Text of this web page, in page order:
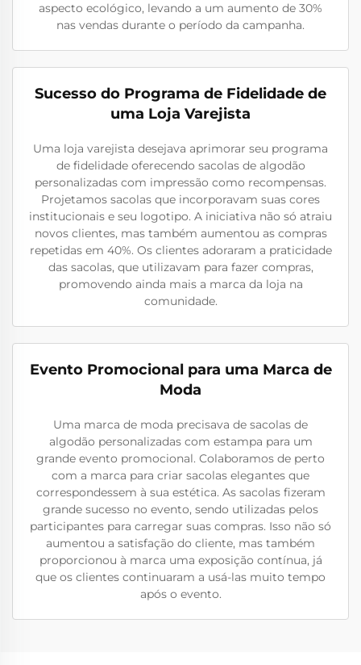
aspecto ecológico, levando a um aumento de 30%
nas vendas durante o período da campanha.
Sucesso do Programa de Fidelidade de
uma Loja Varejista
Uma loja varejista desejava aprimorar seu programa
de fidelidade oferecendo sacolas de algodão
personalizadas com impressão como recompensas.
Projetamos sacolas que incorporavam suas cores
institucionais e seu logotipo. A iniciativa não só atraiu
novos clientes, mas também aumentou as compras
repetidas em 40%. Os clientes adoraram a praticidade
das sacolas, que utilizavam para fazer compras,
promovendo ainda mais a marca da loja na
comunidade.
Evento Promocional para uma Marca de
Moda
Uma marca de moda precisava de sacolas de
algodão personalizadas com estampa para um
grande evento promocional. Colaboramos de perto
com a marca para criar sacolas elegantes que
correspondessem à sua estética. As sacolas fizeram
grande sucesso no evento, sendo utilizadas pelos
participantes para carregar suas compras. Isso não só
aumentou a satisfação do cliente, mas também
proporcionou à marca uma exposição contínua, já
que os clientes continuaram a usá-las muito tempo
após o evento.